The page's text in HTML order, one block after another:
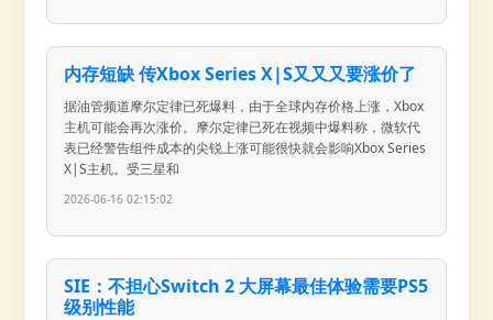
内存短缺 传Xbox Series X|S又又又要涨价了
据油管频道摩尔定律已死爆料，由于全球内存价格上涨，Xbox
主机可能会再次涨价。摩尔定律已死在视频中爆料称，微软代
表已经警告组件成本的尖锐上涨可能很快就会影响Xbox Series
X|S主机。受三星和
2026-06-16 02:15:02
SIE：不担心Switch 2 大屏幕最佳体验需要PS5
级别性能